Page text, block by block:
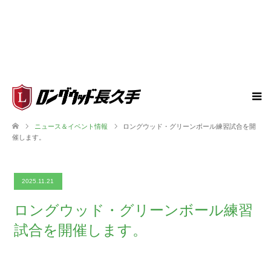
ニュース＆イベント情報
ロングウッド・グリーンボール練習試合を開
催します。
2025.11.21
ロングウッド・グリーンボール練習
試合を開催します。